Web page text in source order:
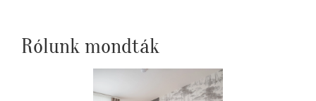
Rólunk mondták